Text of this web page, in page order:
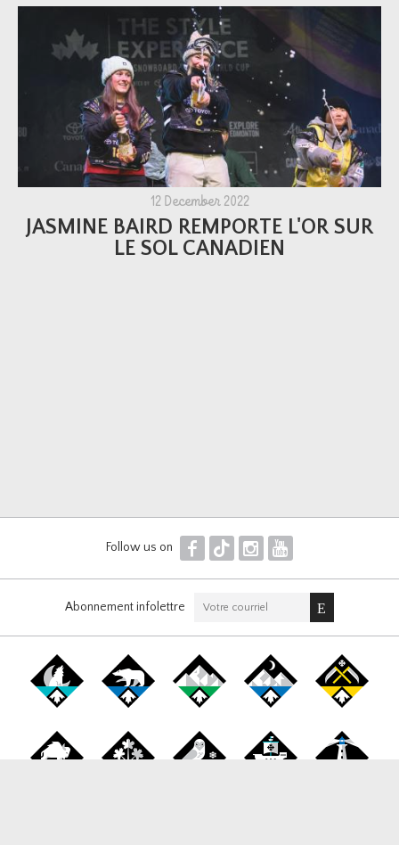
12 December 2022
JASMINE BAIRD REMPORTE L'OR SUR
LE SOL CANADIEN
Follow us on F T I Y
Abonnement infolettre